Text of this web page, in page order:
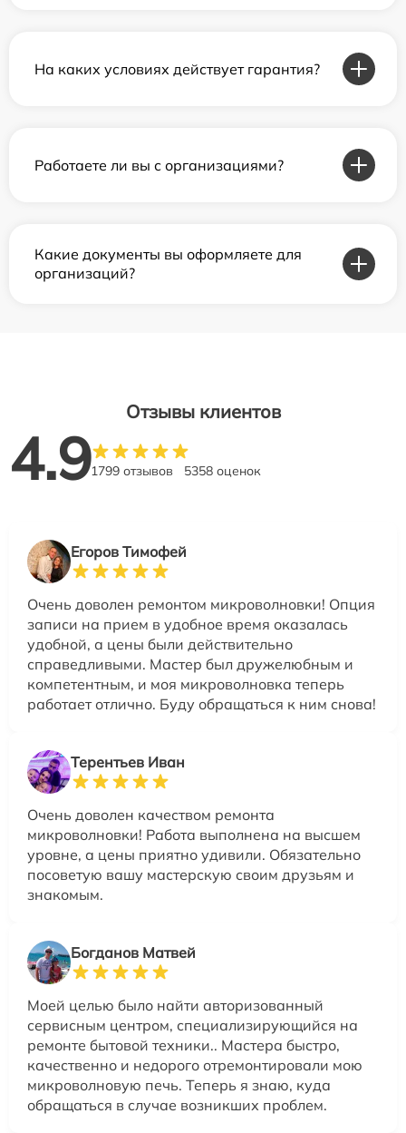
На каких условиях действует гарантия?
Работаете ли вы с организациями?
Какие документы вы оформляете для
организаций?
Отзывы клиентов
4.91799 отзывов 5358 оценок
Егоров Тимофей
Очень доволен ремонтом микроволновки! Опция
записи на прием в удобное время оказалась
удобной, а цены были действительно
справедливыми. Мастер был дружелюбным и
компетентным, и моя микроволновка теперь
работает отлично. Буду обращаться к ним снова!
Терентьев Иван
Очень доволен качеством ремонта
микроволновки! Работа выполнена на высшем
уровне, а цены приятно удивили. Обязательно
посоветую вашу мастерскую своим друзьям и
знакомым.
Богданов Матвей
Моей целью было найти авторизованный
сервисным центром, специализирующийся на
ремонте бытовой техники.. Мастера быстро,
качественно и недорого отремонтировали мою
микроволновую печь. Теперь я знаю, куда
обращаться в случае возникших проблем.